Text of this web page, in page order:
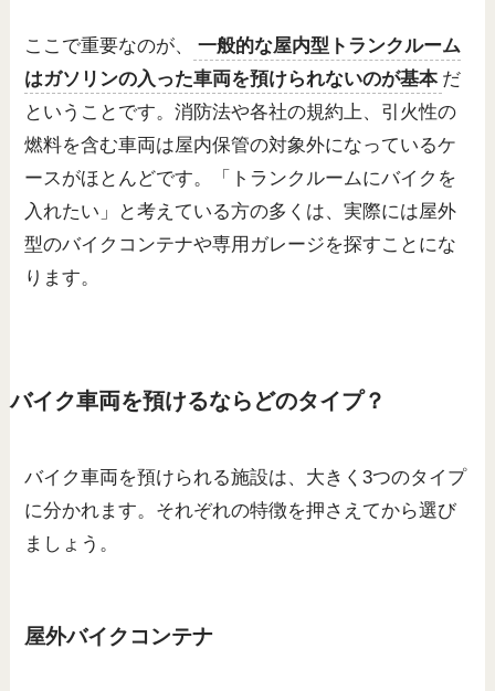
ここで重要なのが、
一般的な屋内型トランクルーム
はガソリンの入った車両を預けられないのが基本 だ
ということです。消防法や各社の規約上、引火性の
燃料を含む車両は屋内保管の対象外になっているケ
ースがほとんどです。「トランクルームにバイクを
入れたい」と考えている方の多くは、実際には屋外
型のバイクコンテナや専用ガレージを探すことにな
ります。
バイク車両を預けるならどのタイプ？
バイク車両を預けられる施設は、大きく3つのタイプ
に分かれます。それぞれの特徴を押さえてから選び
ましょう。
屋外バイクコンテナ